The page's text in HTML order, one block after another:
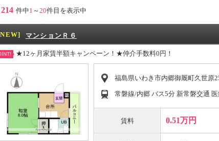
214 件中1 ～ 20件目を表示中
マンションＲ６
★12ヶ月家賃半額キャンペーン！★仲介手数料0円！
福島県いわき市内郷御厩町久世原
常磐線/内郷 バス5分 新常磐交通
賃料 0.51万円